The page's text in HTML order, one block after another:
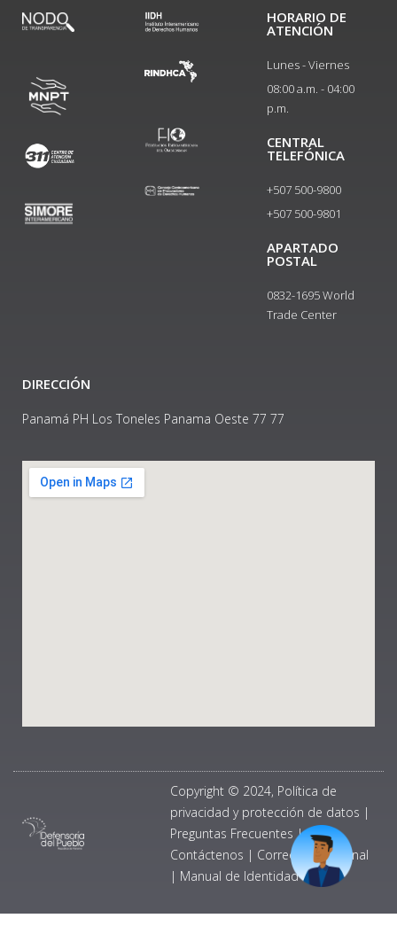
HORARIO DE
ATENCIÓN
Lunes - Viernes
08:00 a.m. - 04:00
p.m.
CENTRAL
TELEFÓNICA
+507 500-9800
+507 500-9801​
APARTADO
POSTAL
0832-1695 World
Trade Center
DIRECCIÓN
Panamá PH Los Toneles Panama Oeste 77 77
Copyright © 2024, Política de
privacidad y protección de datos |
Preguntas Frecuentes |
Contáctenos | Correo Institucional
| Manual de Identidad Visual